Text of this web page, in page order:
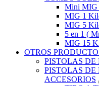
Mini MIG
MIG 1
MIG 5
5 en 1 (
MIG 15
OTROS
PISTOLAS DE
PISTOLAS DE
ACCESORIOS